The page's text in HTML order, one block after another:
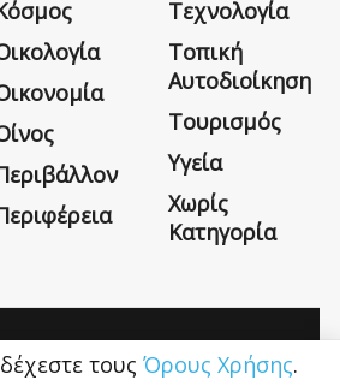
Τεχνολογία
Τοπική
Αυτοδιοίκηση
Τουρισμός
Υγεία
Χωρίς
Κατηγορία
Η εταιρεία Όροι Χρήσης Επικοινωνία
τους Όρους Χρήσης.